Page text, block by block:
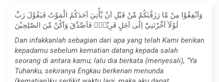
وَاَنْفِقُوْا مِنْ مَّا رَزَقْنٰكُمْ مِّنْ قَبْلِ اَنْ يَّأْتِيَ اَحَدَكُمُ الْمَوْتُ فَيَقُوْلَ رَبِّ
لَوْلَآ اَخَّرْتَنِيْٓ اِلٰٓى اَجَلٍ قَرِيْبٍۚ فَاَصَّدَّقَ وَاَكُنْ مِّنَ الصّٰلِحِيْنَ
Dan infakkanlah sebagian dari apa yang telah Kami berikan
kepadamu sebelum kematian datang kepada salah
seorang di antara kamu; lalu dia berkata (menyesali), “Ya
Tuhanku, sekiranya Engkau berkenan menunda